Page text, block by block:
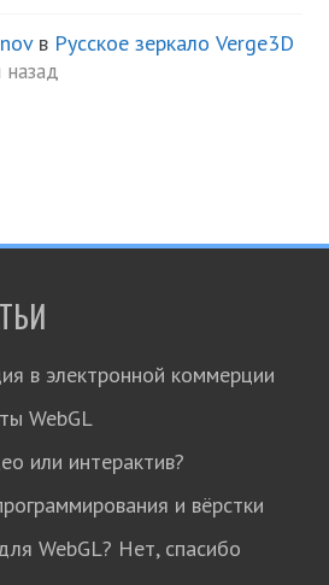
в Русское зеркало Verge3D
в электронной коммерции
WebGL
или интерактив?
и вёрстки
WebGL? Нет, спасибо